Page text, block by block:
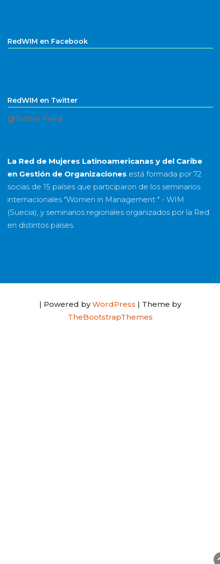
RedWIM en Facebook
RedWIM en Twitter
@Twitter Feed
La Red de Mujeres Latinoamericanas y del Caribe
en Gestión de Organizaciones está formada por 72
socias de 15 países que participaron de los seminarios
internacionales "Women in Management " - WIM
(Suecia), y seminarios regionales organizados por la Red
en distintos países.
| Powered byWordPress | Theme by
TheBootstrapThemes